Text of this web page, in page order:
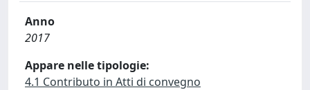
Anno
2017
Appare nelle tipologie:
4.1 Contributo in Atti di convegno